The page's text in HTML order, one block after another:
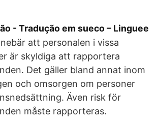
- Tradução em sueco – Linguee
att personalen i vissa
är skyldiga att rapportera
Det gäller bland annat inom
och omsorgen om personer
Även risk för
måste rapporteras.